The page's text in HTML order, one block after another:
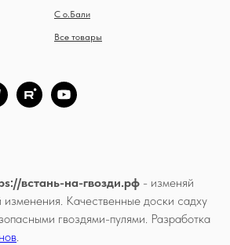
С о.Бали
Все товары
встань-на-гвозди.рф - изменяй
Качественные доски садху
гвоздями-пулями. Разработка